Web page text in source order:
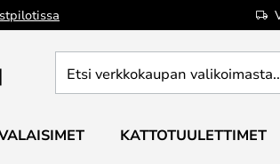
verkkokaupan
KATTOTUULETTIMET